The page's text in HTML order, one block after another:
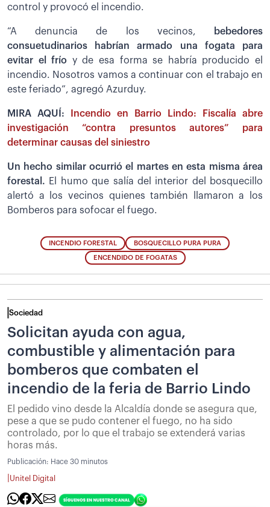
control y provocó el incendio.
“A denuncia de los vecinos,
bebedores
consuetudinarios habrían armado una fogata para
evitar el frío y de esa forma se habría producido el
incendio. Nosotros vamos a continuar con el trabajo en
este feriado”, agregó Azurduy.
MIRA AQUÍ:
Incendio en Barrio Lindo: Fiscalía abre
investigación “contra presuntos autores” para
determinar causas del siniestro
Un hecho similar ocurrió el martes en esta misma área
forestal. El humo que salía del interior del bosquecillo
alertó a los vecinos quienes también llamaron a los
Bomberos para sofocar el fuego.
INCENDIO FORESTAL BOSQUECILLO PURA PURA
ENCENDIDO DE FOGATAS
Sociedad
Solicitan ayuda con agua,
combustible y alimentación para
bomberos que combaten el
incendio de la feria de Barrio Lindo
El pedido vino desde la Alcaldía donde se asegura que,
pese a que se pudo contener el fuego, no ha sido
controlado, por lo que el trabajo se extenderá varias
horas más.
Publicación: Hace 30 minutos
Unitel Digital